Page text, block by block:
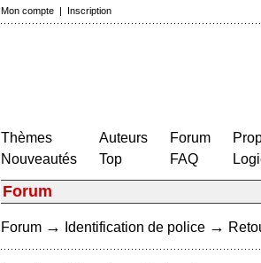
Mon compte | Inscription
Thèmes
Nouveautés
Auteurs
Top
Forum
FAQ
Forum
Forum → Identification de police →